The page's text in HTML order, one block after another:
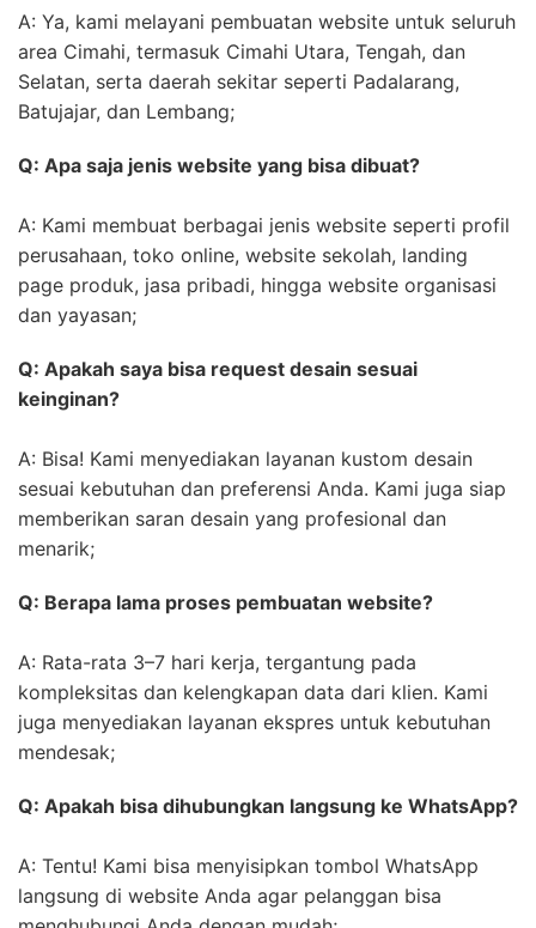
A: Ya, kami melayani pembuatan website untuk seluruh
area Cimahi, termasuk Cimahi Utara, Tengah, dan
Selatan, serta daerah sekitar seperti Padalarang,
Batujajar, dan Lembang;
Q: Apa saja jenis website yang bisa dibuat?
A: Kami membuat berbagai jenis website seperti profil
perusahaan, toko online, website sekolah, landing
page produk, jasa pribadi, hingga website organisasi
dan yayasan;
Q: Apakah saya bisa request desain sesuai
keinginan?
A: Bisa! Kami menyediakan layanan kustom desain
sesuai kebutuhan dan preferensi Anda. Kami juga siap
memberikan saran desain yang profesional dan
menarik;
Q: Berapa lama proses pembuatan website?
A: Rata-rata 3–7 hari kerja, tergantung pada
kompleksitas dan kelengkapan data dari klien. Kami
juga menyediakan layanan ekspres untuk kebutuhan
mendesak;
Q: Apakah bisa dihubungkan langsung ke WhatsApp?
A: Tentu! Kami bisa menyisipkan tombol WhatsApp
langsung di website Anda agar pelanggan bisa